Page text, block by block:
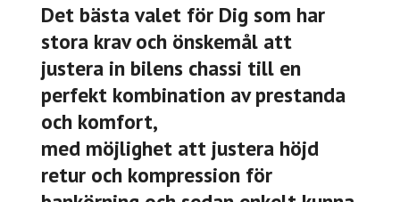
Det bästa valet för Dig som har
stora krav och önskemål att
justera in bilens chassi till en
perfekt kombination av prestanda
och komfort,
med möjlighet att justera höjd
retur och kompression för